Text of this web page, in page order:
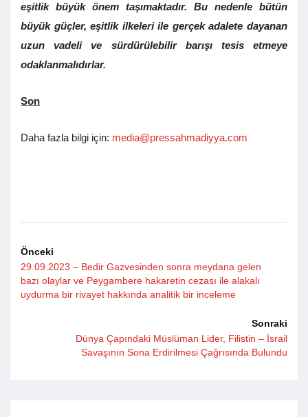
eşitlik büyük önem taşımaktadır. Bu nedenle bütün
büyük güçler, eşitlik ilkeleri ile gerçek adalete dayanan
uzun vadeli ve sürdürülebilir barışı tesis etmeye
odaklanmalıdırlar.
Son
Daha fazla bilgi için: media@pressahmadiyya.com
Önceki
29.09.2023 – Bedir Gazvesinden sonra meydana gelen
bazı olaylar ve Peygambere hakaretin cezası ile alakalı
uydurma bir rivayet hakkında analitik bir inceleme
Sonraki
Dünya Çapındaki Müslüman Lider, Filistin – İsrail
Savaşının Sona Erdirilmesi Çağrısında Bulundu